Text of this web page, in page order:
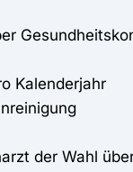
Kalenderjahr
der Wahl